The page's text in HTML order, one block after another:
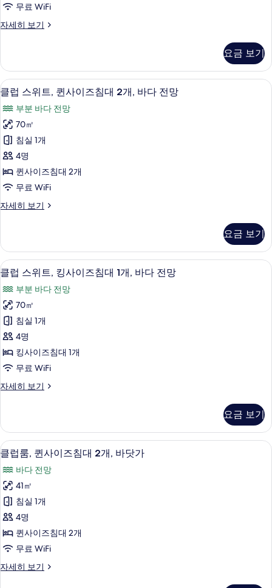
두
보
자
히
사
이
침
대
2
개,
바
다
전
망
사
진
보
기
무료 WiFi
자세히 보기
클
디
오,
퀸
이
즈
침
대
2
개,
바
다
망
히
보
기
요금 보기
클
럽
스
위
트,
퀸
사
이
즈
대
2
개,
바
다
전
망
사
진
모
기
클럽 스위트, 퀸사이즈침대 2개, 바다
7
클럽 스위트, 퀸사이즈침대 2개, 바다 전망
부분 바다 전망
70㎡
침실 1개
4명
퀸사이즈침대 2개
무료 WiFi
자세히 보기
클
트,
퀸
사
즈
침
대
2
개,
바
다
전
자
보
기
요금 보기
클
럽
스
위
트,
킹
사
이
즈
대
개,
바
다
전
망
사
진
모
1 개의 침실, 객실 내 금고, 책상, 다리
8
클럽 스위트, 킹사이즈침대 1개, 바다 전망
부분 바다 전망
70㎡
침실 1개
4명
킹사이즈침대 1개
무료 WiFi
자세히 보기
클
트,
킹
사
즈
침
대
개,
바
다
전
자
요금 보기
클
럽
룸,
퀸
사
이
즈
침
대
1 개의 침실, 객실 내 금고, 책상, 다리
7
클럽룸, 퀸사이즈침대 2개, 바닷가
바다 전망
41㎡
침실 1개
4명
퀸사이즈침대 2개
무료 WiFi
자세히 보기
클